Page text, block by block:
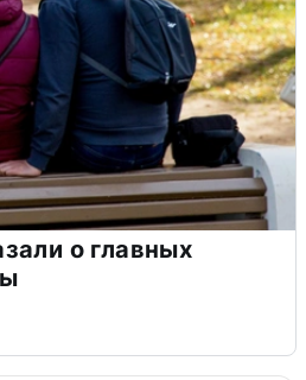
о главных